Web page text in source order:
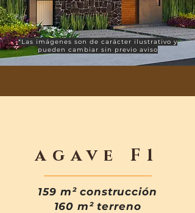
*Las imágenes son de carácter ilustrativo y
pueden cambiar sin previo aviso
agave F1
159 m² construcción
160 m² terreno